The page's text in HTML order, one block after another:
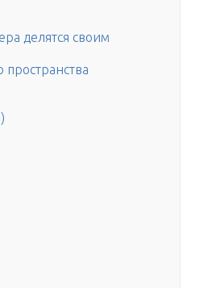
делятся своим